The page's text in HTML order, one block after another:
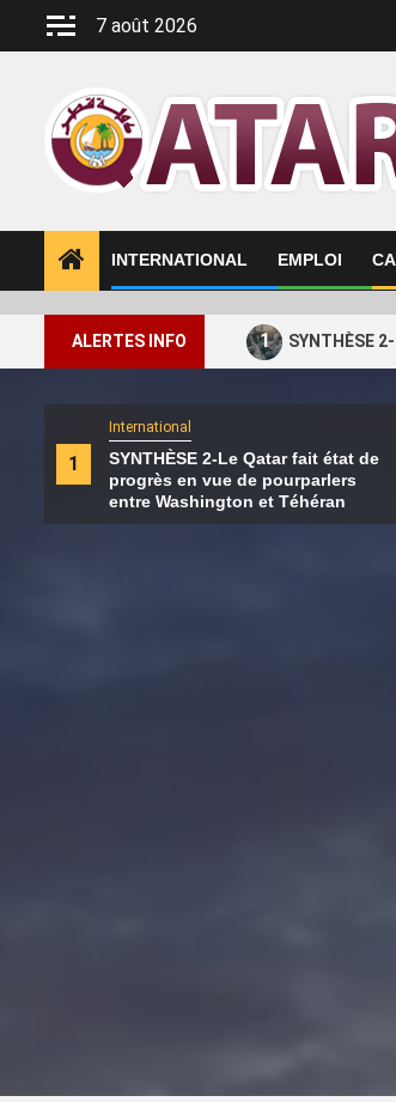
7 août 2026
INTERNATIONAL EMPLOI
ALERTES INFO 1 SYNTHÈSE
1
International
SYNTHÈSE 2-Le Qatar fait état de
progrès en vue de pourparlers
entre Washington et Téhéran